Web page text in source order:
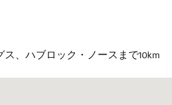
、ハブロック・ノースまで10km